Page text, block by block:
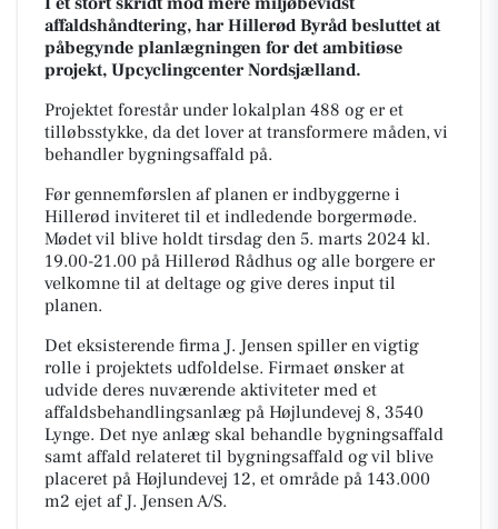
affaldshåndtering, har Hillerød Byråd besluttet at
påbegynde planlægningen for det ambitiøse
projekt, Upcyclingcenter Nordsjælland.
Projektet forestår under lokalplan 488 og er et
tilløbsstykke, da det lover at transformere måden, vi
behandler bygningsaffald på.
Før gennemførslen af planen er indbyggerne i
Hillerød inviteret til et indledende borgermøde.
Mødet vil blive holdt tirsdag den 5. marts 2024 kl.
19.00-21.00 på Hillerød Rådhus og alle borgere er
velkomne til at deltage og give deres input til
planen.
Det eksisterende firma J. Jensen spiller en vigtig
rolle i projektets udfoldelse. Firmaet ønsker at
udvide deres nuværende aktiviteter med et
affaldsbehandlingsanlæg på Højlundevej 8, 3540
Lynge. Det nye anlæg skal behandle bygningsaffald
samt affald relateret til bygningsaffald og vil blive
placeret på Højlundevej 12, et område på 143.000
m2 ejet af J. Jensen A/S.